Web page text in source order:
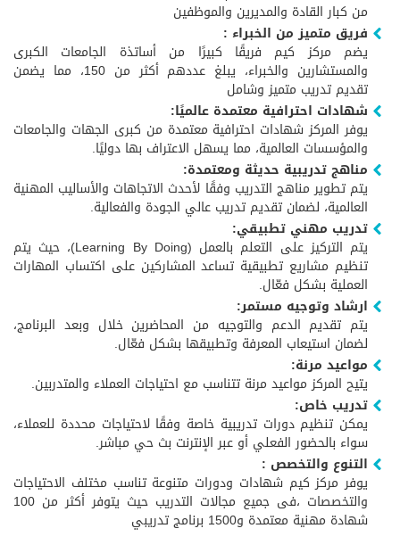
من كبار القادة والمديرين والموظفين
فريق متميز من الخبراء :
يضم مركز كيم فريقًا كبيرًا من أساتذة الجامعات الكبرى
والمستشارين والخبراء، يبلغ عددهم أكثر من 150، مما يضمن
تقديم تدريب متميز وشامل
شهادات احترافية معتمدة عالميًا:
يوفر المركز شهادات احترافية معتمدة من كبرى الجهات والجامعات
والمؤسسات العالمية، مما يسهل الاعتراف بها دوليًا.
مناهج تدريبية حديثة ومعتمدة:
يتم تطوير مناهج التدريب وفقًا لأحدث الاتجاهات والأساليب المهنية
العالمية، لضمان تقديم تدريب عالي الجودة والفعالية.
تدريب مهني تطبيقي:
يتم التركيز على التعلم بالعمل (Learning By Doing)، حيث يتم
تنظيم مشاريع تطبيقية تساعد المشاركين على اكتساب المهارات
العملية بشكل فعّال.
ارشاد وتوجيه مستمر:
يتم تقديم الدعم والتوجيه من المحاضرين خلال وبعد البرنامج،
لضمان استيعاب المعرفة وتطبيقها بشكل فعّال.
مواعيد مرنة:
يتيح المركز مواعيد مرنة تتناسب مع احتياجات العملاء والمتدربين.
تدريب خاص:
يمكن تنظيم دورات تدريبية خاصة وفقًا لاحتياجات محددة للعملاء،
سواء بالحضور الفعلي أو عبر الإنترنت بث حي مباشر.
التنوع والتخصص :
يوفر مركز كيم شهادات ودورات متنوعة تناسب مختلف الاحتياجات
والتخصصات ،فى جميع مجالات التدريب حيث يتوفر أكثر من 100
شهادة مهنية معتمدة و1500 برنامج تدريبي